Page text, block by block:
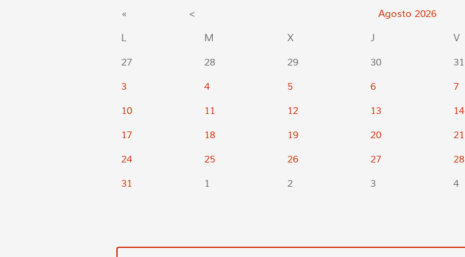
« < Agosto 2026
L
M X J V
27
28 29 30 31
3
4 5 6 7
10
11 12 13 14
17
18 19 20 21
24
25 26 27 28
31
1 2 3 4